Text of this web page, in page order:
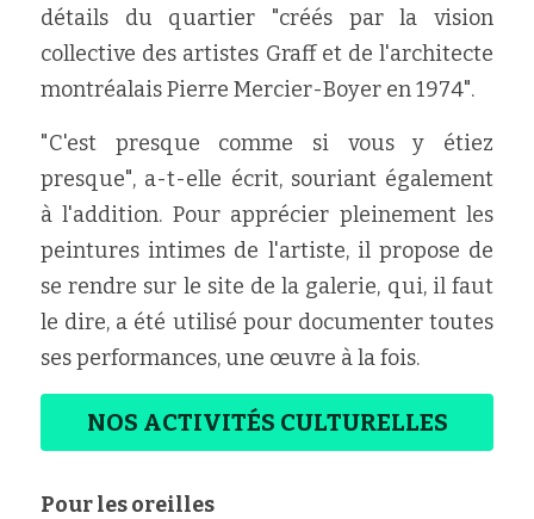
détails du quartier "créés par la vision
collective des artistes Graff et de l'architecte
montréalais Pierre Mercier-Boyer en 1974".
"C'est presque comme si vous y étiez
presque", a-t-elle écrit, souriant également
à l'addition. Pour apprécier pleinement les
peintures intimes de l'artiste, il propose de
se rendre sur le site de la galerie, qui, il faut
le dire, a été utilisé pour documenter toutes
ses performances, une œuvre à la fois.
NOS ACTIVITÉS CULTURELLES
Pour les oreilles